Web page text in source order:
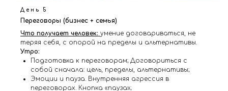
День 5
Переговоры (бизнес + семья)
Что получает человек: умение договариваться, не
теряя себя, с опорой на пределы и альтернативы.
Утро:
Подготовка к переговорам; Договориться с
собой сначала: цель, пределы, альтернативы;
Эмоции и пауза. Внутренняя агрессия в
переговорах. Кнопка «пауза»;